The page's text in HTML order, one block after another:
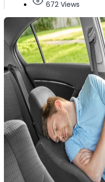
672 Views